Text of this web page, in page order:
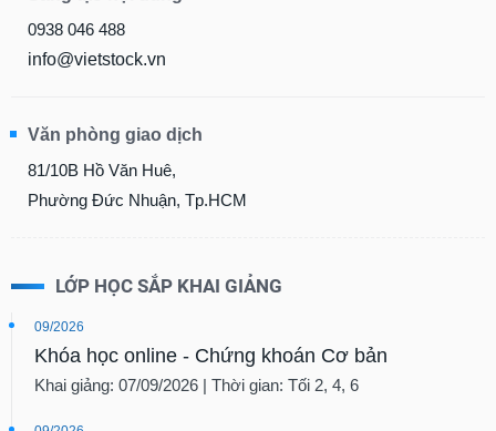
0938 046 488
info@vietstock.vn
Văn phòng giao dịch
81/10B Hồ Văn Huê,
Phường Đức Nhuận, Tp.HCM
LỚP HỌC SẮP KHAI GIẢNG
09/2026
Khóa học online - Chứng khoán Cơ bản
Khai giảng: 07/09/2026 | Thời gian: Tối 2, 4, 6